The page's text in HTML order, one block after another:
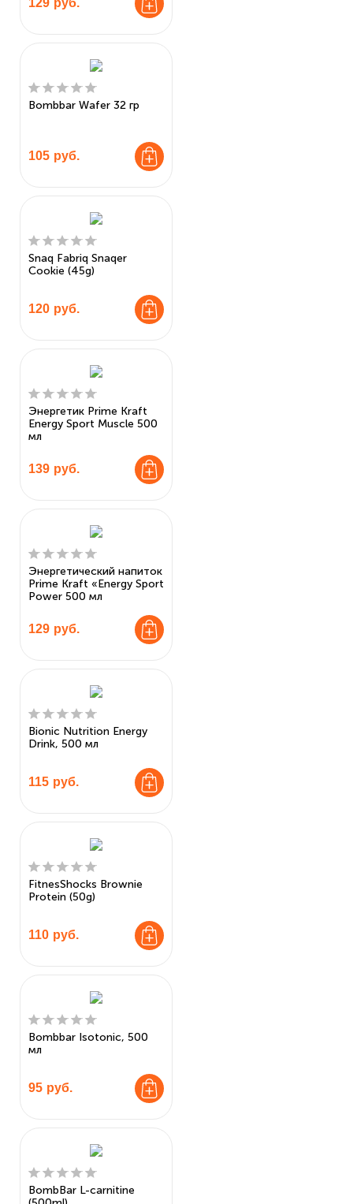
129 руб.
Bombbar Wafer 32 гр
105 руб.
Snaq Fabriq Snaqer
Cookie (45g)
120 руб.
Энергетик Prime Kraft
Energy Sport Muscle 500
мл
139 руб.
Энергетический напиток
Prime Kraft «Energy Sport
Power 500 мл
129 руб.
Bionic Nutrition Energy
Drink, 500 мл
115 руб.
FitnesShocks Brownie
Protein (50g)
110 руб.
Bombbar Isotonic, 500
мл
95 руб.
BombBar L-carnitine